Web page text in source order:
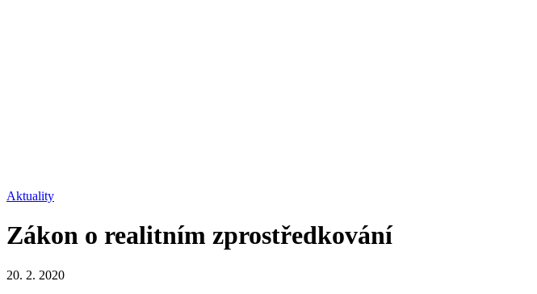
Aktuality
Zákon o realitním zprostředkování
20. 2. 2020